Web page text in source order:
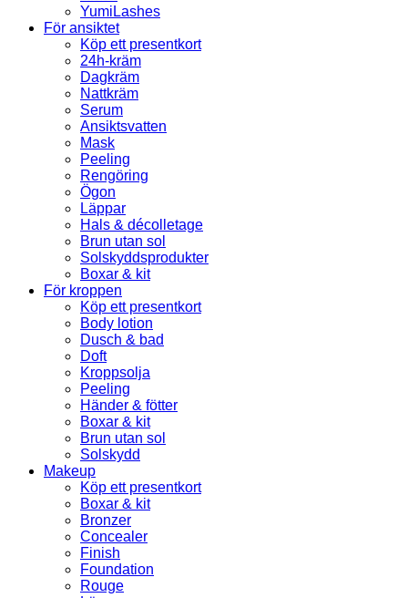
YumiLashes
För ansiktet
Köp ett presentkort
24h-kräm
Dagkräm
Nattkräm
Serum
Ansiktsvatten
Mask
Peeling
Rengöring
Ögon
Läppar
Hals & décolletage
Brun utan sol
Solskyddsprodukter
Boxar & kit
För kroppen
Köp ett presentkort
Body lotion
Dusch & bad
Doft
Kroppsolja
Peeling
Händer & fötter
Boxar & kit
Brun utan sol
Solskydd
Makeup
Köp ett presentkort
Boxar & kit
Bronzer
Concealer
Finish
Foundation
Rouge